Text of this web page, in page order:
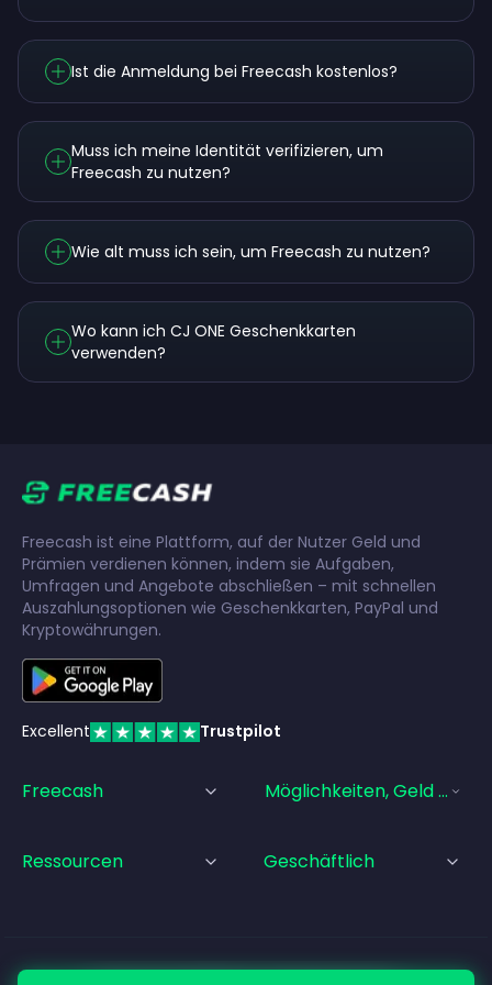
Ist die Anmeldung bei Freecash kostenlos?
Muss ich meine Identität verifizieren, um
Freecash zu nutzen?
Wie alt muss ich sein, um Freecash zu nutzen?
Wo kann ich CJ ONE Geschenkkarten
verwenden?
Freecash ist eine Plattform, auf der Nutzer Geld und
Prämien verdienen können, indem sie Aufgaben,
Umfragen und Angebote abschließen – mit schnellen
Auszahlungsoptionen wie Geschenkkarten, PayPal und
Kryptowährungen.
Excellent Trustpilot
Freecash Möglichkeiten, Geld Zu
Ressourcen Geschäftlich